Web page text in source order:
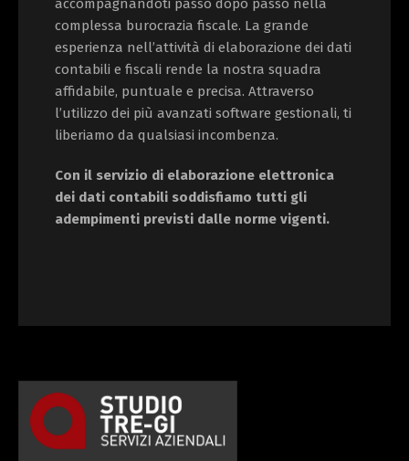
accompagnandoti passo dopo passo nella
complessa burocrazia fiscale. La grande
esperienza nell’attività di elaborazione dei dati
contabili e fiscali rende la nostra squadra
affidabile, puntuale e precisa. Attraverso
l’utilizzo dei più avanzati software gestionali, ti
liberiamo da qualsiasi incombenza.
Con il servizio di elaborazione elettronica
dei dati contabili soddisfiamo tutti gli
adempimenti previsti dalle norme vigenti.